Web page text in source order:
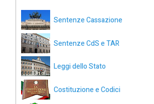
Sentenze Cassazione
Sentenze CdS e TAR
Leggi dello Stato
Costituzione e Codici